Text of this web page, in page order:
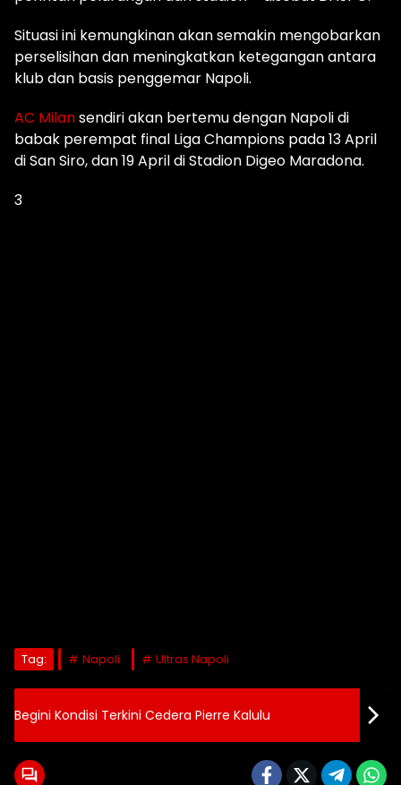
Situasi ini kemungkinan akan semakin mengobarkan
perselisihan dan meningkatkan ketegangan antara
klub dan basis penggemar Napoli.
AC Milansendiri akan bertemu dengan Napoli di
babak perempat final Liga Champions pada 13 April
di San Siro, dan 19 April di Stadion Digeo Maradona.
3
Tag: Napoli Ultras Napoli
Begini Kondisi Terkini Cedera Pierre Kalulu